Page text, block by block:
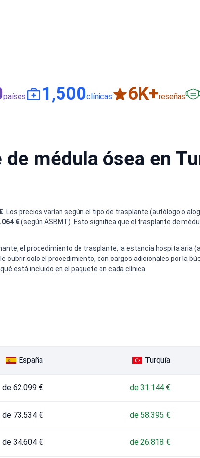
países 1,500clínicas 6K+reseñas
médula ósea en
. Los precios varían según el tipo de trasplante (autólogo o
€(según ASBMT). Esto significa que el trasplante de
el procedimiento de trasplante, la estancia hospitalaria
cubrir solo el procedimiento, con cargos adicionales por la
está incluido en el paquete en cada clínica.
España Turquía
de 62.099 € de 31.144 €
de 73.534 € de 58.395 €
de 34.604 € de 26.818 €